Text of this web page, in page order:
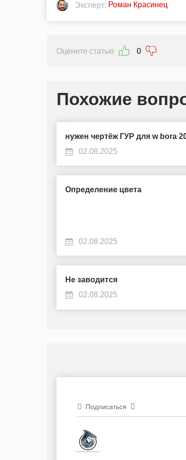
Эксперт: Роман Красинец
Оцените статью 0
Похожие
нужен чертёж ГУР для w bora
02.08.2025
Определение цвета
02.08.2025
Не заводится
02.08.2025
Подписаться